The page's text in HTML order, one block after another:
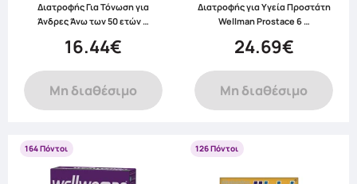
Διατροφής Για Τόνωση για
Άνδρες Άνω των 50 ετών …
16.44€
Μη διαθέσιμο
Διατροφής για Υγεία Προστάτη
Wellman Prostace 6 …
24.69€
Μη διαθέσιμο
164 Πόντοι 126 Πόντοι